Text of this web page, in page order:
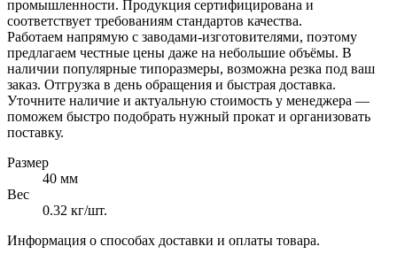
промышленности. Продукция сертифицирована и
соответствует требованиям стандартов качества.
Работаем напрямую с заводами-изготовителями, поэтому
предлагаем честные цены даже на небольшие объёмы. В
наличии популярные типоразмеры, возможна резка под ваш
заказ. Отгрузка в день обращения и быстрая доставка.
Уточните наличие и актуальную стоимость у менеджера —
поможем быстро подобрать нужный прокат и организовать
поставку.
Размер
40 мм
Вес
0.32 кг/шт.
Информация о способах доставки и оплаты товара.